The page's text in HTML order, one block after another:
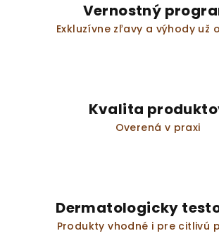
i
s
Vernostný
Exkluzívne zľavy a výhody už
Kvalita
Overená v praxi
Dermatologicky
Produkty vhodné i pre citlivú